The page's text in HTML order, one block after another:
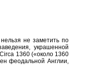
не заметить по
украшенной
1360 («около 1360
феодальной Англии,